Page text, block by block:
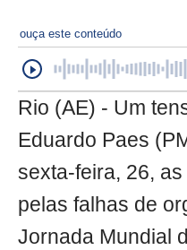
ouça este conteúdo
Rio (AE) - Um
Eduardo Paes
sexta-feira, 26,
pelas falhas de
Jornada Mundial